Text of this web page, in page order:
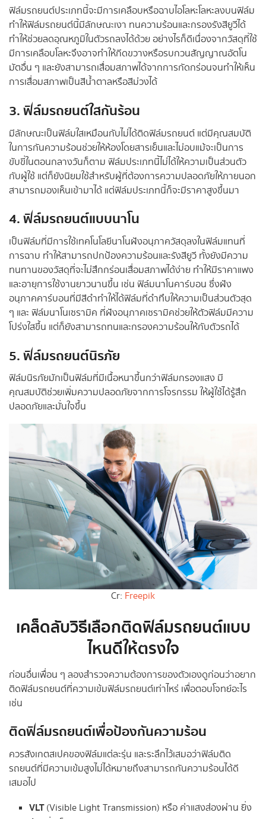
ฟิล์มรถยนต์ประเภทนี้จะมีการเคลือบหรือฉาบไอโลหะโลหะลงบนฟิล์ม
ทำให้ฟิล์มรถยนต์นี้มีลักษณะเงา ทนความร้อนและกรองรังสียูวีได้
ทำให้ช่วยลดอุณหภูมิในตัวรถลงได้ด้วย อย่างไรก็ดีเนื่องจากวัสดุที่ใช้
มีการเคลือบโลหะจึงอาจทำให้กีดขวางหรือรบกวนสัญญาณอัตโน
มัตอื่น ๆ และยังสามารถเสื่อมสภาพได้จากการกัดกร่อนจนทำให้เห็น
การเสื่อมสภาพเป็นสีน้ำตาลหรือสีม่วงได้
3. ฟิล์มรถยนต์ใสกันร้อน
มีลักษณะเป็นฟิล์มใสเหมือนกับไม่ได้ติดฟิล์มรถยนต์ แต่มีคุณสมบัติ
ในการกันความร้อนช่วยให้ห้องโดยสารเย็นและไม่อบแม้จะเป็นการ
ขับขี่ในตอนกลางวันก็ตาม ฟิล์มประเภทนี้ไม่ได้ให้ความเป็นส่วนตัว
กับผู้ใช้ แต่ก็ยังนิยมใช้สำหรับผู้ที่ต้องการความปลอดภัยให้ภายนอก
สามารถมองเห็นเข้ามาได้ แต่ฟิล์มประเภทนี้ก็จะมีราคาสูงขึ้นมา
4. ฟิล์มรถยนต์แบบนาโน
เป็นฟิล์มที่มีการใช้เทคโนโลยีนาโนฝังอนุภาควัสดุลงในฟิล์มแทนที่
การฉาบ ทำให้สามารถปกป้องความร้อนและรังสียูวี ทั้งยังมีความ
ทนทานของวัสดุที่จะไม่สึกกร่อนเสื่อมสภาพได้ง่าย ทำให้มีราคาแพง
และอายุการใช้งานยาวนานขึ้น เช่น ฟิล์มนาโนคาร์บอน ซึ่งฝัง
อนุภาคคาร์บอนที่มีสีดำทำให้ได้ฟิล์มที่ดำทึบให้ความเป็นส่วนตัวสุด
ๆ และ ฟิล์มนาโนเซรามิค ที่ฝังอนุภาคเซรามิคช่วยให้ตัวฟิล์มมีความ
โปร่งใสขึ้น แต่ก็ยังสามารถทนและกรองความร้อนให้กับตัวรถได้
5. ฟิล์มรถยนต์นิรภัย
ฟิล์มนิรภัยมักเป็นฟิล์มที่มีเนื้อหนาขึ้นกว่าฟิล์มกรองแสง มี
คุณสมบัติช่วยเพิ่มความปลอดภัยจากการโจรกรรม ให้ผู้ใช้ได้รู้สึก
ปลอดภัยและมั่นใจขึ้น
Cr: Freepik
เคล็ดลับวิธีเลือกติดฟิล์มรถยนต์แบบ
ไหนดีให้ตรงใจ
ก่อนอื่นเพื่อน ๆ ลองสำรวจความต้องการของตัวเองดูก่อนว่าอยาก
ติดฟิล์มรถยนต์ที่ความเข้มฟิล์มรถยนต์เท่าไหร่ เพื่อตอบโจทย์อะไร
เช่น
ติดฟิล์มรถยนต์เพื่อป้องกันความร้อน
ควรสังเกตสเปคของฟิล์มแต่ละรุ่น และระลึกไว้เสมอว่าฟิล์มติด
รถยนต์ที่มีความเข้มสูงไม่ได้หมายถึงสามารถกันความร้อนได้ดี
เสมอไป
VLT(Visible Light Transmission) หรือ ค่าแสงส่องผ่าน ยิ่ง